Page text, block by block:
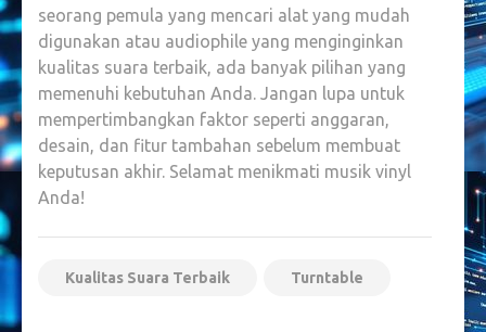
seorang pemula yang mencari alat yang mudah
digunakan atau audiophile yang menginginkan
kualitas suara terbaik, ada banyak pilihan yang
memenuhi kebutuhan Anda. Jangan lupa untuk
mempertimbangkan faktor seperti anggaran,
desain, dan fitur tambahan sebelum membuat
keputusan akhir. Selamat menikmati musik vinyl
Anda!
Kualitas Suara Terbaik Turntable